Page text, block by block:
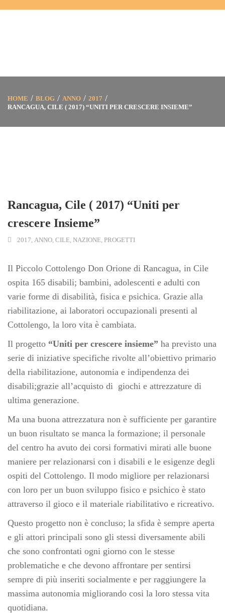
HOME BLOG ANNO
2017
RANCAGUA, CILE ( 2017) “UNITI PER CRESCERE INSIEME”
Rancagua, Cile ( 2017) “Uniti per
crescere Insieme”
2017, ANNO, CILE, NAZIONE, PROGETTI
Il Piccolo Cottolengo Don Orione di Rancagua, in Cile
ospita 165 disabili; bambini, adolescenti e adulti con
varie forme di disabilità, fisica e psichica. Grazie alla
riabilitazione, ai laboratori occupazionali presenti al
Cottolengo, la loro vita è cambiata.
Il progetto “Uniti per crescere insieme” ha previsto una
serie di iniziative specifiche rivolte all’obiettivo primario
della riabilitazione, autonomia e indipendenza dei
disabili;grazie all’acquisto di giochi e attrezzature di
ultima generazione.
Ma una buona attrezzatura non è sufficiente per garantire
un buon risultato se manca la formazione; il personale
del centro ha avuto dei corsi formativi mirati alle buone
maniere per relazionarsi con i disabili e le esigenze degli
ospiti del Cottolengo. Il modo migliore per relazionarsi
con loro per un buon sviluppo fisico e psichico è stato
attraverso il gioco e il materiale riabilitativo e ricreativo.
Questo progetto non è concluso; la sfida è sempre aperta
e gli attori principali sono gli stessi diversamente abili
che sono confrontati ogni giorno con le stesse
problematiche e che devono affrontare per sentirsi
sempre di più inseriti socialmente e per raggiungere la
massima autonomia migliorando cosi la loro stessa vita
quotidiana.